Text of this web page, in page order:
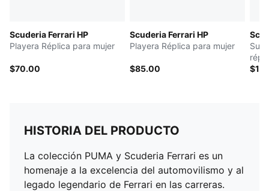
Scuderia Ferrari HP
Playera Réplica para mujer
$70.00
Scuderia Ferrari HP
Playera Réplica para mujer
$85.00
HISTORIA DEL PRODUCTO
La colección PUMA y Scuderia Ferrari es un
homenaje a la excelencia del automovilismo y al
legado legendario de Ferrari en las carreras.